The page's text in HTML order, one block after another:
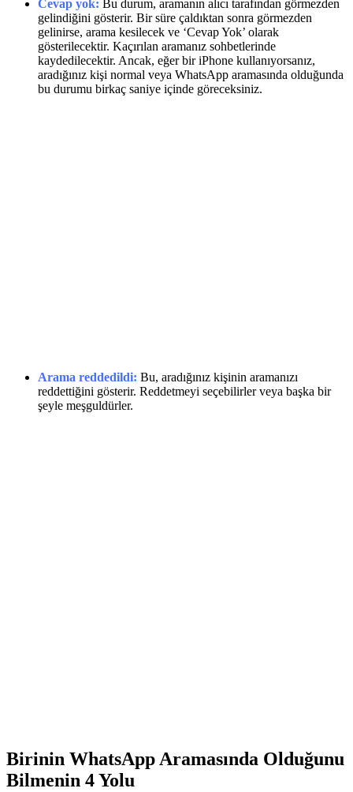
Cevap yok: Bu durum, aramanın alıcı tarafından görmezden
gelindiğini gösterir. Bir süre çaldıktan sonra görmezden
gelinirse, arama kesilecek ve ‘Cevap Yok’ olarak
gösterilecektir. Kaçırılan aramanız sohbetlerinde
kaydedilecektir. Ancak, eğer bir iPhone kullanıyorsanız,
aradığınız kişi normal veya WhatsApp aramasında olduğunda
bu durumu birkaç saniye içinde göreceksiniz.
Arama reddedildi: Bu, aradığınız kişinin aramanızı
reddettiğini gösterir. Reddetmeyi seçebilirler veya başka bir
şeyle meşguldürler.
Birinin WhatsApp Aramasında Olduğunu
Bilmenin 4 Yolu